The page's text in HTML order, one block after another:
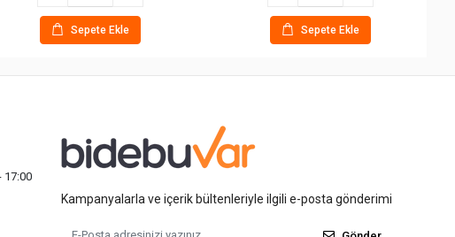
Sepete Ekle Sepete Ekle
17:00
Kampanyalarla ve içerik bültenleriyle ilgili e-posta gönderimi